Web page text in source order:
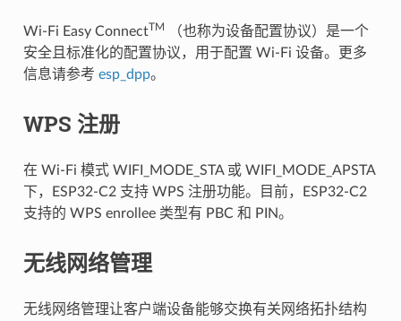
Wi-Fi Easy ConnectTM
（也称为设备配置协议）是一个
安全且标准化的配置协议，用于配置 Wi-Fi 设备。更多
信息请参考 esp_dpp。
WPS 注册
在 Wi-Fi 模式 WIFI_MODE_STA 或 WIFI_MODE_APSTA
下，ESP32-C2 支持 WPS 注册功能。目前，ESP32-C2
支持的 WPS enrollee 类型有 PBC 和 PIN。
无线网络管理
无线网络管理让客户端设备能够交换有关网络拓扑结构